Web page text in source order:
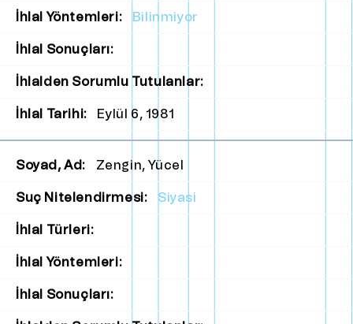
İhlal Yöntemleri: Bilinmiyor
İhlal Sonuçları:
İhlalden Sorumlu Tutulanlar:
İhlal Tarihi: Eylül 6, 1981
Soyad, Ad: Zengin, Yücel
Suç Nitelendirmesi: Siyasi
İhlal Türleri:
İhlal Yöntemleri:
İhlal Sonuçları: